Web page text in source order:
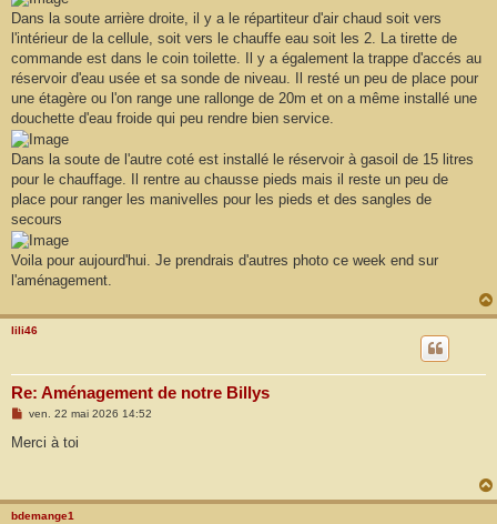
Dans la soute arrière droite, il y a le répartiteur d'air chaud soit vers
l'intérieur de la cellule, soit vers le chauffe eau soit les 2. La tirette de
commande est dans le coin toilette. Il y a également la trappe d'accés au
réservoir d'eau usée et sa sonde de niveau. Il resté un peu de place pour
une étagère ou l'on range une rallonge de 20m et on a même installé une
douchette d'eau froide qui peu rendre bien service.
Dans la soute de l'autre coté est installé le réservoir à gasoil de 15 litres
pour le chauffage. Il rentre au chausse pieds mais il reste un peu de
place pour ranger les manivelles pour les pieds et des sangles de
secours
Voila pour aujourd'hui. Je prendrais d'autres photo ce week end sur
l'aménagement.
lili46
Re: Aménagement de notre Billys
M
s
ven. 22 mai 2026 14:52
Merci à toi
bdemange1